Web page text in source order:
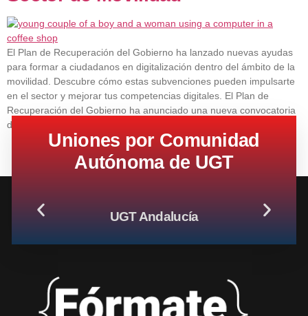
El Plan de Recuperación del Gobierno ha lanzado nuevas ayudas
para formar a ciudadanos en digitalización dentro del ámbito de la
movilidad. Descubre cómo estas subvenciones pueden impulsarte
en el sector y mejorar tus competencias digitales. El Plan de
Recuperación del Gobierno ha anunciado una nueva convocatoria
de ayudas destinadas a la formación en digitalización […]
Uniones por Comunidad
Autónoma de UGT
UGT Andalucía